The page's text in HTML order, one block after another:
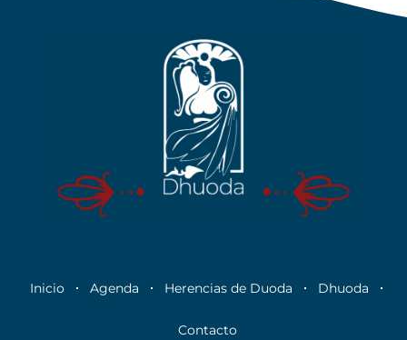
Inicio Agenda Herencias de Duoda Dhuoda
Contacto